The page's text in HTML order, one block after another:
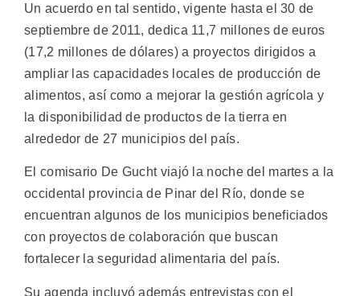
Un acuerdo en tal sentido, vigente hasta el 30 de
septiembre de 2011, dedica 11,7 millones de euros
(17,2 millones de dólares) a proyectos dirigidos a
ampliar las capacidades locales de producción de
alimentos, así como a mejorar la gestión agrícola y
la disponibilidad de productos de la tierra en
alrededor de 27 municipios del país.
El comisario De Gucht viajó la noche del martes a la
occidental provincia de Pinar del Río, donde se
encuentran algunos de los municipios beneficiados
con proyectos de colaboración que buscan
fortalecer la seguridad alimentaria del país.
Su agenda incluyó además entrevistas con el